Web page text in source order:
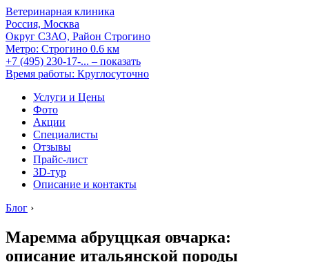
Ветеринарная клиника
Россия, Москва
Округ СЗАО, Район Строгино
Метро: Строгино 0.6 км
+7 (495) 230-17-... – показать
Время работы: Круглосуточно
Услуги и Цены
Фото
Акции
Специалисты
Отзывы
Прайс-лист
3D-тур
Описание и контакты
Блог ›
Маремма абруццкая овчарка:
описание итальянской породы